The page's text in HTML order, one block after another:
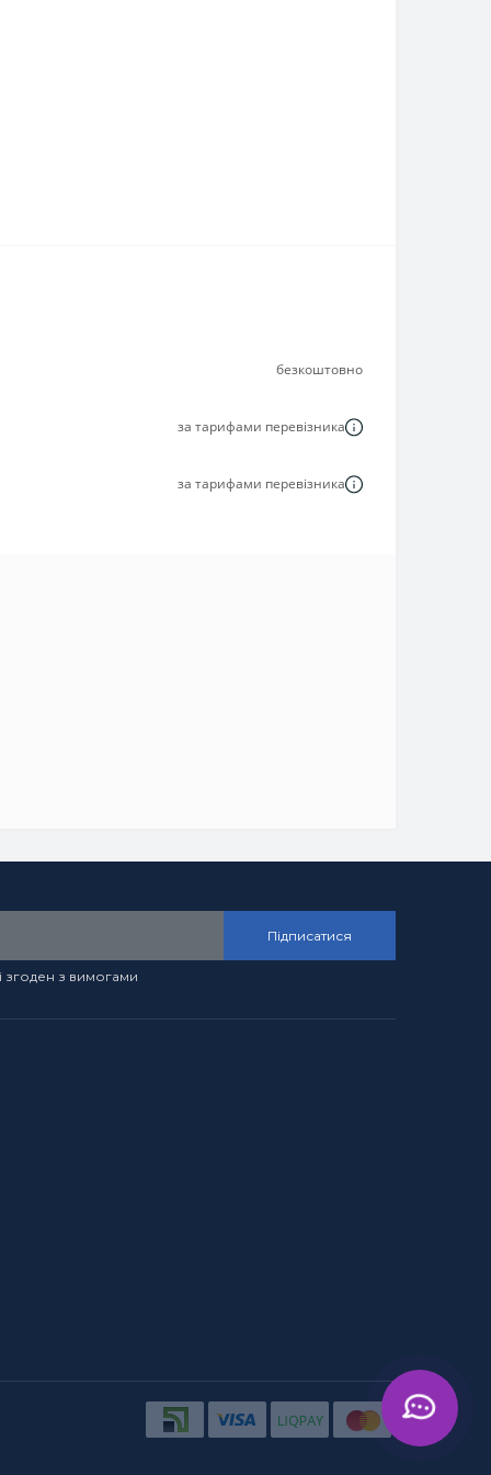
безкоштовно
за тарифами перевізника
за тарифами перевізника
Підписатися
і згоден з вимогами